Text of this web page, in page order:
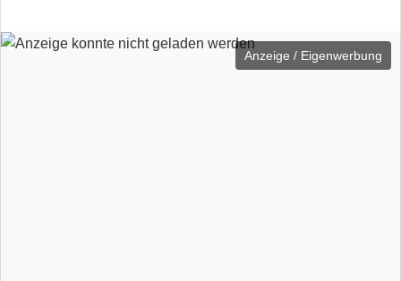
Anzeige / Eigenwerbung